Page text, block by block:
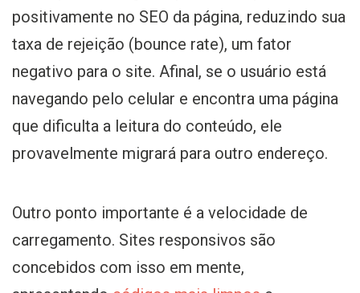
positivamente no SEO da página, reduzindo sua
taxa de rejeição (bounce rate), um fator
negativo para o site. Afinal, se o usuário está
navegando pelo celular e encontra uma página
que dificulta a leitura do conteúdo, ele
provavelmente migrará para outro endereço.
Outro ponto importante é a velocidade de
carregamento. Sites responsivos são
concebidos com isso em mente,